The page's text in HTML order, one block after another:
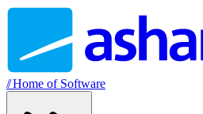
//Home of Software